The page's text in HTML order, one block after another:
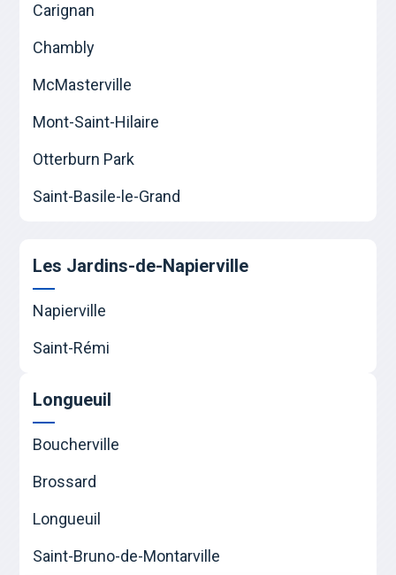
Carignan
Chambly
McMasterville
Mont-Saint-Hilaire
Otterburn Park
Saint-Basile-le-Grand
Les Jardins-de-Napierville
Napierville
Saint-Rémi
Longueuil
Boucherville
Brossard
Longueuil
Saint-Bruno-de-Montarville